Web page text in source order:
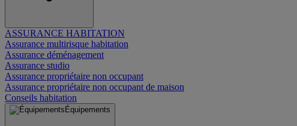
ASSURANCE HABITATION
Assurance multirisque habitation
Assurance déménagement
Assurance studio
Assurance propriétaire non occupant
Assurance propriétaire non occupant de maison
Conseils habitation
Équipements